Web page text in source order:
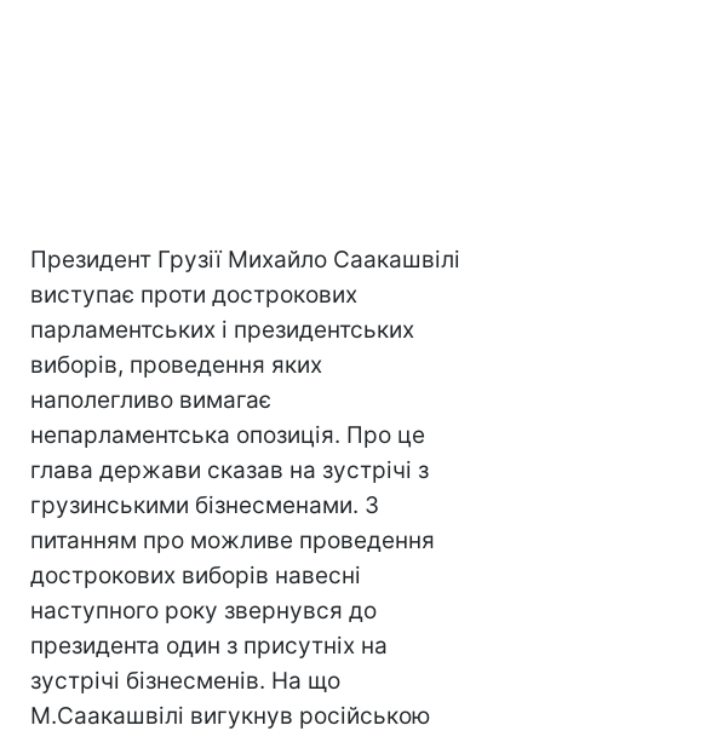
Президент Грузії Михайло Саакашвілі
виступає проти дострокових
парламентських і президентських
виборів, проведення яких
наполегливо вимагає
непарламентська опозиція. Про це
глава держави сказав на зустрічі з
грузинськими бізнесменами. З
питанням про можливе проведення
дострокових виборів навесні
наступного року звернувся до
президента один з присутніх на
зустрічі бізнесменів. На що
М.Саакашвілі вигукнув російською